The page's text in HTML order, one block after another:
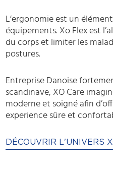
L’ergonomie est un
équipements. Xo Flex est
du corps et limiter les
postures.
Entreprise Danoise
scandinave, XO Care
moderne et soigné afin
experience sûre et
DÉCOUVRIR L'UNIVERS